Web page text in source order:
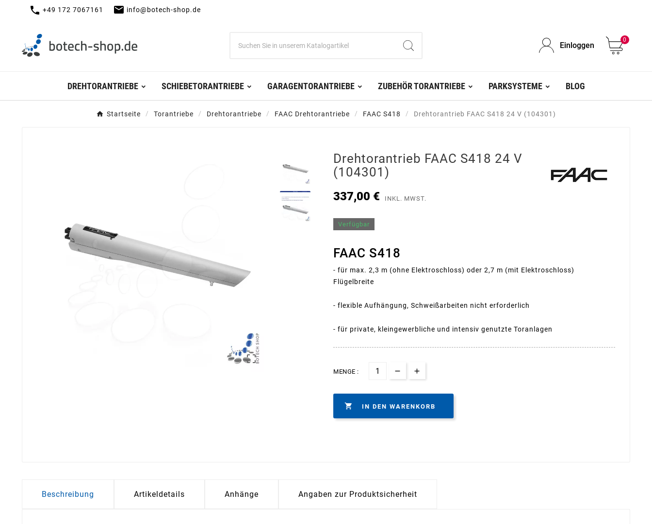
call +49 172 7067161 mail info@botech-shop.de
Einloggen
0
DREHTORANTRIEBE SCHIEBETORANTRIEBE GARAGENTORANTRIEBE ZUBEHÖR TORANTRIEBE PARKSYSTEME BLOG
Startseite Torantriebe Drehtorantriebe FAAC Drehtorantriebe FAAC S418 Drehtorantrieb FAAC S418 24 V (104301)

Drehtorantrieb FAAC S418 24 V
(104301)
337,00 € INKL. MWST.
Verfügbar
FAAC S418
- für max. 2,3 m (ohne Elektroschloss) oder 2,7 m (mit Elektroschloss)
Flügelbreite
- flexible Aufhängung, Schweißarbeiten nicht erforderlich
- für private, kleingewerbliche und intensiv genutzte Toranlagen
MENGE :
 IN DEN WARENKORB
Beschreibung Artikeldetails Anhänge Angaben zur Produktsicherheit